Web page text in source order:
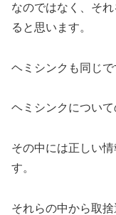
なのではなく、そ
ると思います。
ヘミシンクも同じで
ヘミシンクについて
その中には正しい
す。
それらの中から取捨